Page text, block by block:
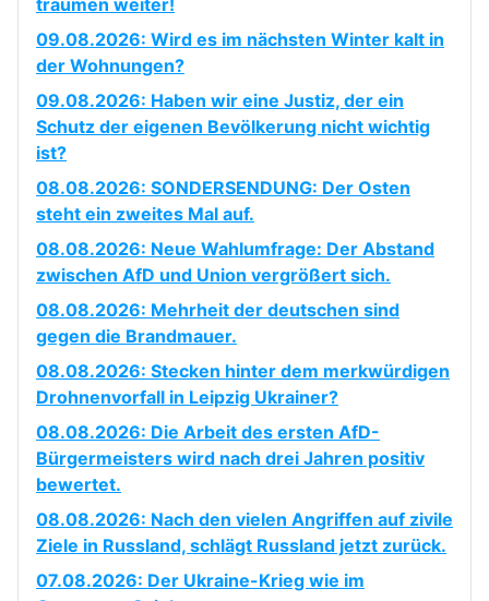
09.08.2026: Wird es im nächsten Winter kalt in
der Wohnungen?
09.08.2026: Haben wir eine Justiz, der ein
Schutz der eigenen Bevölkerung nicht wichtig
ist?
08.08.2026: SONDERSENDUNG: Der Osten
steht ein zweites Mal auf.
08.08.2026: Neue Wahlumfrage: Der Abstand
zwischen AfD und Union vergrößert sich.
08.08.2026: Mehrheit der deutschen sind
gegen die Brandmauer.
08.08.2026: Stecken hinter dem merkwürdigen
Drohnenvorfall in Leipzig Ukrainer?
08.08.2026: Die Arbeit des ersten AfD-
Bürgermeisters wird nach drei Jahren positiv
bewertet.
08.08.2026: Nach den vielen Angriffen auf zivile
Ziele in Russland, schlägt Russland jetzt zurück.
07.08.2026: Der Ukraine-Krieg wie im